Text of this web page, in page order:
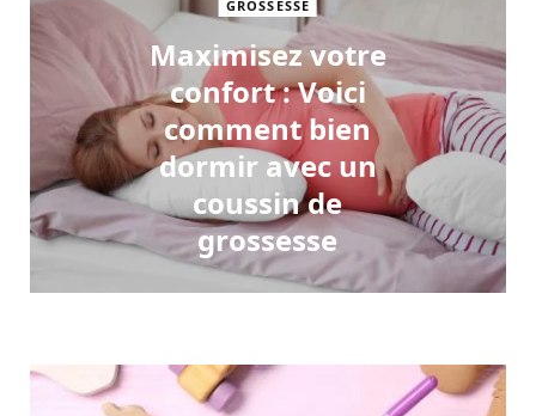
GROSSESSE
Maximisez votre
confort : Voici
comment bien
dormir avec un
coussin de
grossesse